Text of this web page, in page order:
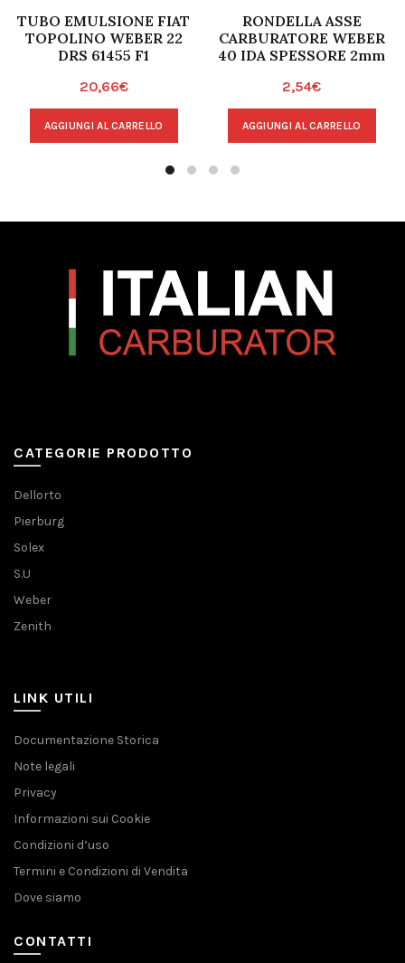
TUBO EMULSIONE FIAT
TOPOLINO WEBER 22
DRS 61455 F1
20,66€
AGGIUNGI AL CARRELLO
RONDELLA ASSE
CARBURATORE WEBER
40 IDA SPESSORE 2mm
2,54€
AGGIUNGI AL CARRELLO
CATEGORIE PRODOTTO
Dellorto
Pierburg
Solex
S.U
Weber
Zenith
LINK UTILI
Documentazione Storica
Note legali
Privacy
Informazioni sui Cookie
Condizioni d’uso
Termini e Condizioni di Vendita
Dove siamo
CONTATTI